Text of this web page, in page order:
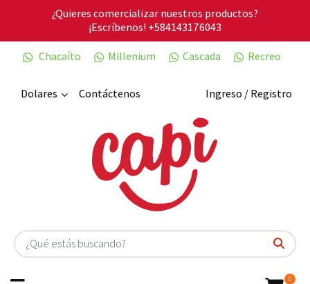
¿Quieres comercializar nuestros productos?
¡Escríbenos!+584143176043
Chacaíto
Millenium Cascada Recreo
Dolares Ingreso / Registro
Contáctenos
0